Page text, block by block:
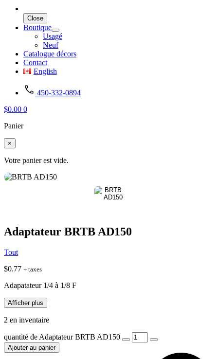
Close
Boutique
Usagé
Neuf
Catalogue décors
Contact
English
450-332-0894
$0.00 0
Panier
×
Votre panier est vide.
Adaptateur BRTB AD150
Tout
$0.77 + taxes
Adapatateur 1/4 à 1/8 F
Afficher plus
2 en inventaire
quantité de Adaptateur BRTB AD150
Ajouter au panier